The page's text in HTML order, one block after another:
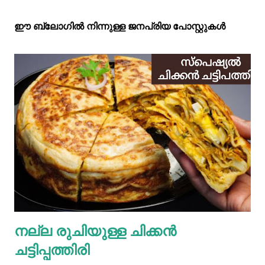
ഈ ബ്ലോഗിൽ നിന്നുള്ള ജനപ്രിയ പോസ്റ്റുകള്‍‌
നല്ല രുചിയുള്ള ചിക്കൻ
ചട്ടിപ്പത്തിരി